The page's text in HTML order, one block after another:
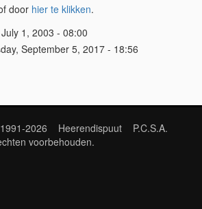
door hier te klikken.
1, 2003 - 08:00
September 5, 2017 - 18:56
2026 Heerendispuut P.C.S.A.
voorbehouden.